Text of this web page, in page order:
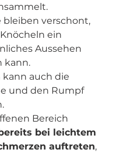
bleiben verschont,
ein
Aussehen
kann.
kann auch die
und den Rumpf
Bereich
bei leichtem
auftreten,